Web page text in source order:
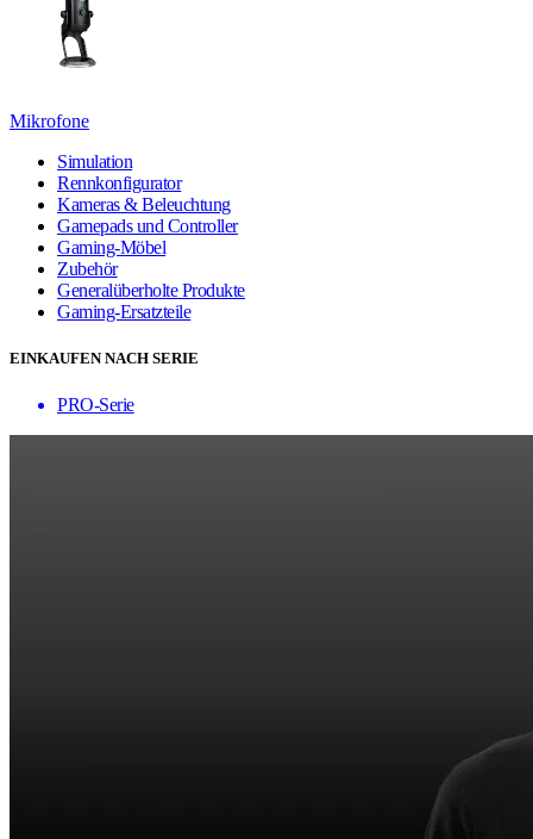
Mikrofone
Simulation
Rennkonfigurator
Kameras & Beleuchtung
Gamepads und Controller
Gaming-Möbel
Zubehör
Generalüberholte Produkte
Gaming-Ersatzteile
EINKAUFEN NACH SERIE
PRO-Serie